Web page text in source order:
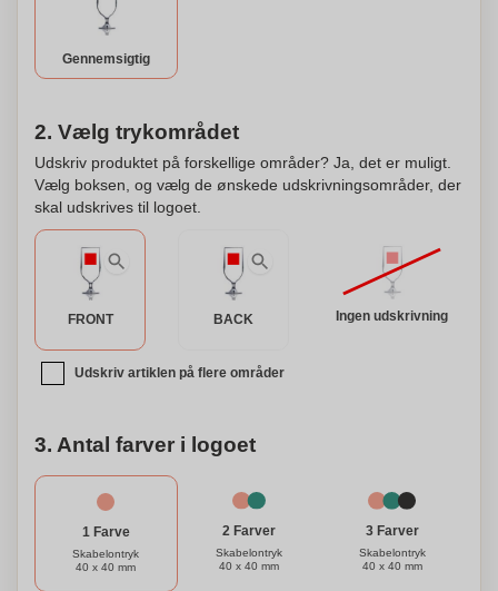
Gennemsigtig
2. Vælg trykområdet
Udskriv produktet på forskellige områder? Ja, det er muligt.
Vælg boksen, og vælg de ønskede udskrivningsområder, der
skal udskrives til logoet.
FRONT BACK Ingen udskrivning
Udskriv artiklen på flere områder
3. Antal farver i logoet
1 Farve
Skabelontryk
40 x 40 mm
2 Farver
Skabelontryk
40 x 40 mm
3 Farver
Skabelontryk
40 x 40 mm